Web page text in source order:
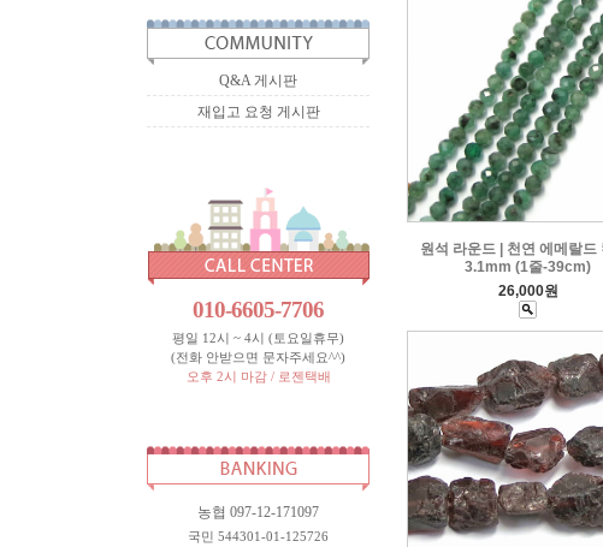
Q&A 게시판
재입고 요청 게시판
010-6605-7706
평일 12시 ~ 4시 (토요일휴무)
(전화 안받으면 문자주세요^^)
오후 2시 마감 / 로젠택배
농협 097-12-171097
국민 544301-01-125726
원석 라운드 | 천연 에메랄드
3.1mm (1줄-39cm)
26,000원